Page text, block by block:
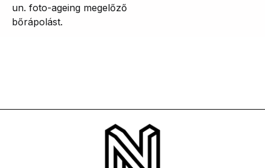
un. foto-ageing megelőző
bőrápolást.